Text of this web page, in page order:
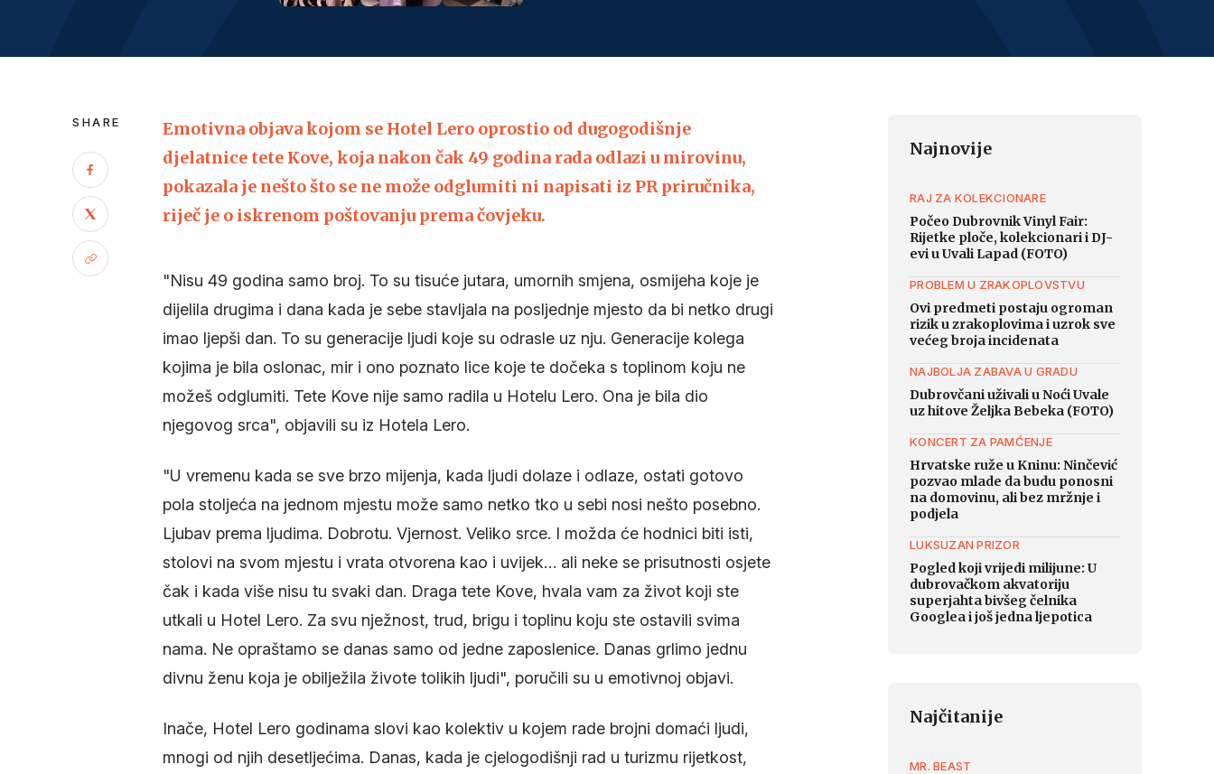
SHARE
Emotivna objava kojom se Hotel Lero oprostio od dugogodišnje
djelatnice tete Kove, koja nakon čak 49 godina rada odlazi u mirovinu,
pokazala je nešto što se ne može odglumiti ni napisati iz PR priručnika,
riječ je o iskrenom poštovanju prema čovjeku.
"Nisu 49 godina samo broj. To su tisuće jutara, umornih smjena, osmijeha koje je
dijelila drugima i dana kada je sebe stavljala na posljednje mjesto da bi netko drugi
imao ljepši dan. To su generacije ljudi koje su odrasle uz nju. Generacije kolega
kojima je bila oslonac, mir i ono poznato lice koje te dočeka s toplinom koju ne
možeš odglumiti. Tete Kove nije samo radila u Hotelu Lero. Ona je bila dio
njegovog srca", objavili su iz Hotela Lero.
"U vremenu kada se sve brzo mijenja, kada ljudi dolaze i odlaze, ostati gotovo
pola stoljeća na jednom mjestu može samo netko tko u sebi nosi nešto posebno.
Ljubav prema ljudima. Dobrotu. Vjernost. Veliko srce. I možda će hodnici biti isti,
stolovi na svom mjestu i vrata otvorena kao i uvijek… ali neke se prisutnosti osjete
čak i kada više nisu tu svaki dan. Draga tete Kove, hvala vam za život koji ste
utkali u Hotel Lero. Za svu nježnost, trud, brigu i toplinu koju ste ostavili svima
nama. Ne opraštamo se danas samo od jedne zaposlenice. Danas grlimo jednu
divnu ženu koja je obilježila živote tolikih ljudi", poručili su u emotivnoj objavi.
Inače, Hotel Lero godinama slovi kao kolektiv u kojem rade brojni domaći ljudi,
mnogi od njih desetljećima. Danas, kada je cjelogodišnji rad u turizmu rijetkost,
Najnovije
RAJ ZA KOLEKCIONARE
Počeo Dubrovnik Vinyl Fair:
Rijetke ploče, kolekcionari i DJ-
evi u Uvali Lapad (FOTO)
PROBLEM U ZRAKOPLOVSTVU
Ovi predmeti postaju ogroman
rizik u zrakoplovima i uzrok sve
većeg broja incidenata
NAJBOLJA ZABAVA U GRADU
Dubrovčani uživali u Noći Uvale
uz hitove Željka Bebeka (FOTO)
KONCERT ZA PAMĆENJE
Hrvatske ruže u Kninu: Ninčević
pozvao mlade da budu ponosni
na domovinu, ali bez mržnje i
podjela
LUKSUZAN PRIZOR
Pogled koji vrijedi milijune: U
dubrovačkom akvatoriju
superjahta bivšeg čelnika
Googlea i još jedna ljepotica
Najčitanije
MR. BEAST